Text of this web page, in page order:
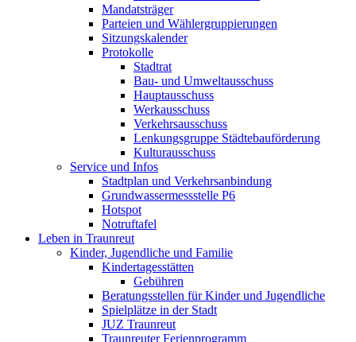
Mandatsträger
Parteien und Wählergruppierungen
Sitzungskalender
Protokolle
Stadtrat
Bau- und Umweltausschuss
Hauptausschuss
Werkausschuss
Verkehrsausschuss
Lenkungsgruppe Städtebauförderung
Kulturausschuss
Service und Infos
Stadtplan und Verkehrsanbindung
Grundwassermessstelle P6
Hotspot
Notruftafel
Leben in Traunreut
Kinder, Jugendliche und Familie
Kindertagesstätten
Gebühren
Beratungsstellen für Kinder und Jugendliche
Spielplätze in der Stadt
JUZ Traunreut
Traunreuter Ferienprogramm